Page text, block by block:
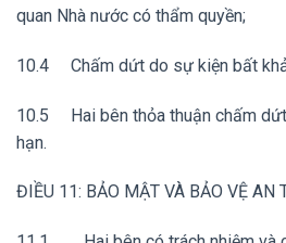
quan Nhà nước có thẩm quyền;
10.4 Chấm dứt do sự kiện bất
10.5 Hai bên thỏa thuận chấm
hạn.
ĐIỀU 11: BẢO MẬT VÀ BẢO VỆ AN